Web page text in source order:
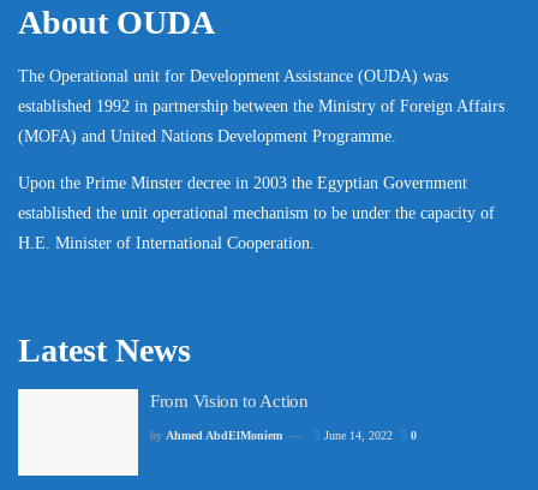
About OUDA
The Operational unit for Development Assistance (OUDA) was
established 1992 in partnership between the Ministry of Foreign Affairs
(MOFA) and United Nations Development Programme.
Upon the Prime Minster decree in 2003 the Egyptian Government
established the unit operational mechanism to be under the capacity of
H.E. Minister of International Cooperation.
Latest News
From Vision to Action
by Ahmed AbdElMoniem June 14, 2022 0